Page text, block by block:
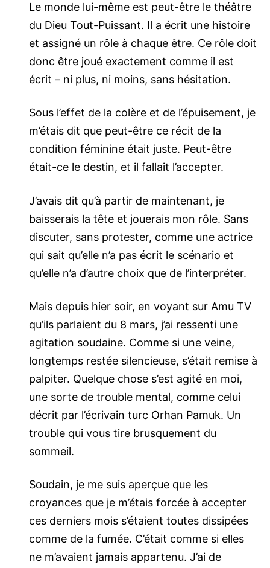
Le monde lui-même est peut-être le théâtre
du Dieu Tout-Puissant. Il a écrit une histoire
et assigné un rôle à chaque être. Ce rôle doit
donc être joué exactement comme il est
écrit – ni plus, ni moins, sans hésitation.
Sous l’effet de la colère et de l’épuisement, je
m’étais dit que peut-être ce récit de la
condition féminine était juste. Peut-être
était-ce le destin, et il fallait l’accepter.
J’avais dit qu’à partir de maintenant, je
baisserais la tête et jouerais mon rôle. Sans
discuter, sans protester, comme une actrice
qui sait qu’elle n’a pas écrit le scénario et
qu’elle n’a d’autre choix que de l’interpréter.
Mais depuis hier soir, en voyant sur Amu TV
qu’ils parlaient du 8 mars, j’ai ressenti une
agitation soudaine. Comme si une veine,
longtemps restée silencieuse, s’était remise à
palpiter. Quelque chose s’est agité en moi,
une sorte de trouble mental, comme celui
décrit par l’écrivain turc Orhan Pamuk. Un
trouble qui vous tire brusquement du
sommeil.
Soudain, je me suis aperçue que les
croyances que je m’étais forcée à accepter
ces derniers mois s’étaient toutes dissipées
comme de la fumée. C’était comme si elles
ne m’avaient jamais appartenu. J’ai de